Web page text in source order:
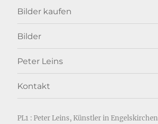
Bilder kaufen
Bilder
Peter Leins
Kontakt
PL1 : Peter Leins, Künstler in Engelskirchen